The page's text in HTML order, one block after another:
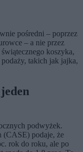
pośredni – poprzez
– a nie przez
koszyka,
takich jak jajka,
podwyżek.
(CASE) podaje, że
rok do roku, ale po